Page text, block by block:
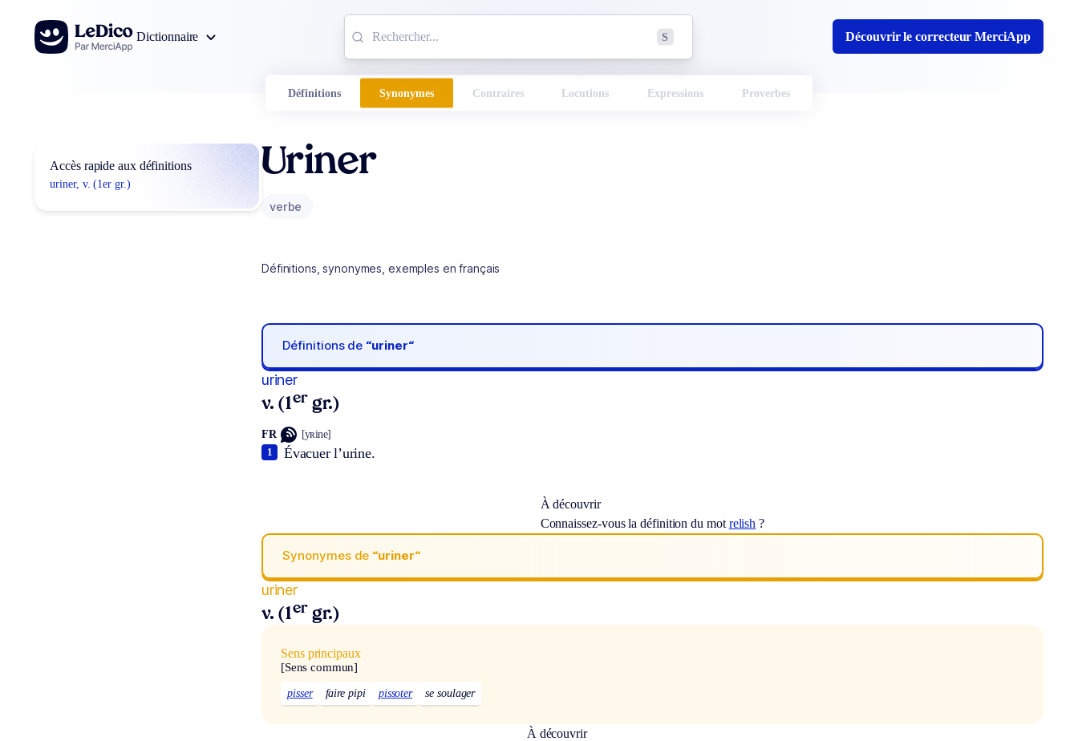
Aller au contenu
Dictionnaire
S Découvrir le correcteur MerciApp
Définitions Synonymes Contraires Locutions Expressions Proverbes
Accès rapide aux définitions
uriner, v. (1er gr.)
Uriner
verbe
Définitions, synonymes, exemples en français
Définitions de “uriner“
uriner
v. (1er gr.)
FR [yʀine]
Évacuer l’urine.
1
À découvrir
Connaissez-vous la définition du mot relish ?
Synonymes de “uriner“
uriner
v. (1er gr.)
Sens principaux
[Sens commun]
pisser faire pipi pissoter se soulager
À découvrir